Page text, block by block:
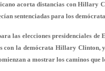
acorta distancias con Hillary
sentenciadas para los
las elecciones presidenciales
con la demócrata Hillary Clinton, y
a mostrar los caminos